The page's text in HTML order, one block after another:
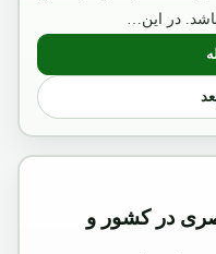
در این…
و تبلیغاتی ملکه ثریا که
در کشور و